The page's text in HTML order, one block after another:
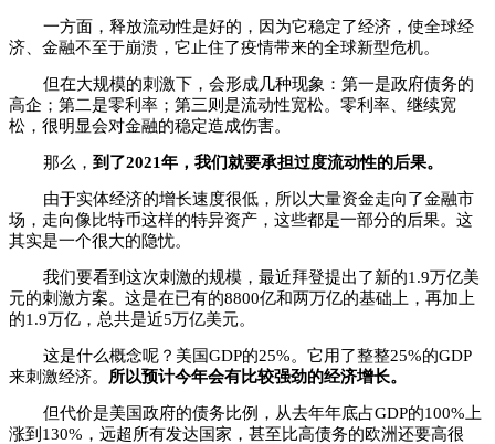
一方面，释放流动性是好的，因为它稳定了经济，使全球经
济、金融不至于崩溃，它止住了疫情带来的全球新型危机。
但在大规模的刺激下，会形成几种现象：第一是政府债务的
高企；第二是零利率；第三则是流动性宽松。零利率、继续宽
松，很明显会对金融的稳定造成伤害。
那么， 到了2021年，我们就要承担过度流动性的后果。
由于实体经济的增长速度很低，所以大量资金走向了金融市
场，走向像比特币这样的特异资产，这些都是一部分的后果。这
其实是一个很大的隐忧。
我们要看到这次刺激的规模，最近拜登提出了新的1.9万亿美
元的刺激方案。这是在已有的8800亿和两万亿的基础上，再加上
的1.9万亿，总共是近5万亿美元。
这是什么概念呢？美国GDP的25%。它用了整整25%的GDP
来刺激经济。 所以预计今年会有比较强劲的经济增长。
但代价是美国政府的债务比例，从去年年底占GDP的100%上
涨到130%，远超所有发达国家，甚至比高债务的欧洲还要高很